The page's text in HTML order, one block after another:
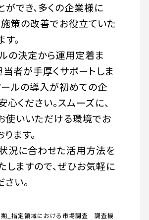
ができ、多くの企業様に
策の改善でお役立ていた
。
の決定から運用定着ま
当者が手厚くサポートしま
ールの導入が初めての企
心ください。スムーズに、
使いいただける環境でお
ます。
況に合わせた活用方法を
しますので、ぜひお気軽に
い。
_指定領域における市場調査 調査機